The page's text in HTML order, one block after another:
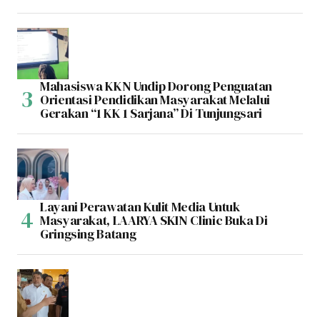
Mahasiswa KKN Undip Dorong Penguatan
Orientasi Pendidikan Masyarakat Melalui
Gerakan “1 KK 1 Sarjana” Di Tunjungsari
Layani Perawatan Kulit Media Untuk
Masyarakat, LAARYA SKIN Clinic Buka Di
Gringsing Batang